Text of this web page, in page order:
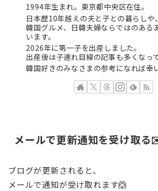
1994年生まれ。東京都中央区在住。
日本歴10年越えの夫と子との暮らしや、
韓国グルメ、日韓夫婦ならではのある
います。
2026年に第一子を出産しました。
出産後は子連れ目線の記事も多くなっ
韓国好きのみなさまの参考になれば幸
メールで更新通知を受け取
ブログが更新されると、
メールで通知が受け取れます🙆